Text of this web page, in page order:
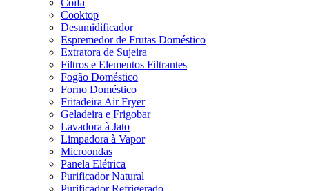
Coifa
Cooktop
Desumidificador
Espremedor de Frutas Doméstico
Extratora de Sujeira
Filtros e Elementos Filtrantes
Fogão Doméstico
Forno Doméstico
Fritadeira Air Fryer
Geladeira e Frigobar
Lavadora à Jato
Limpadora à Vapor
Microondas
Panela Elétrica
Purificador Natural